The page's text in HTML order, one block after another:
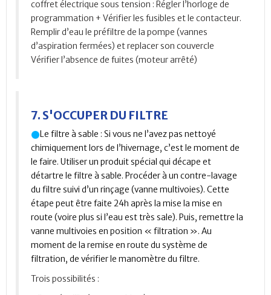
coffret électrique sous tension : Régler l’horloge de
programmation + Vérifier les fusibles et le contacteur.
Remplir d’eau le préfiltre de la pompe (vannes
d’aspiration fermées) et replacer son couvercle
Vérifier l’absence de fuites (moteur arrêté)
7. S'OCCUPER DU FILTRE
Le filtre à sable : Si vous ne l’avez pas nettoyé
chimiquement lors de l’hivernage, c’est le moment de
le faire. Utiliser un produit spécial qui décape et
détartre le filtre à sable. Procéder à un contre-lavage
du filtre suivi d’un rinçage (vanne multivoies). Cette
étape peut être faite 24h après la mise la mise en
route (voire plus si l’eau est très sale). Puis, remettre la
vanne multivoies en position « filtration ». Au
moment de la remise en route du système de
filtration, de vérifier le manomètre du filtre.
Trois possibilités :